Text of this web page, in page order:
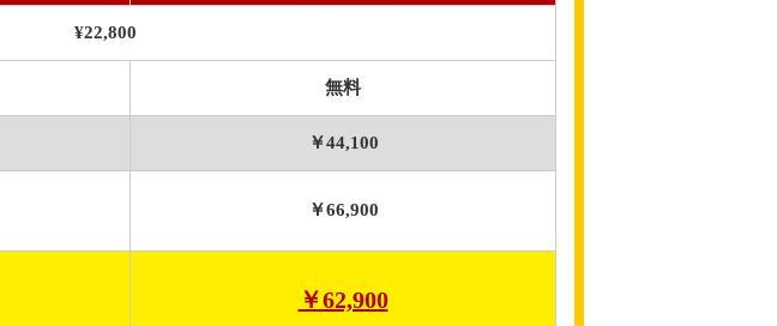
¥22,800
無料
￥44,100
￥66,900
￥62,900